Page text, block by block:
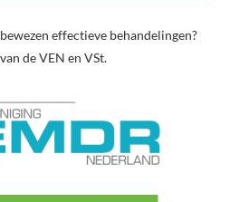
effectieve behandelingen?
de VEN en VSt.